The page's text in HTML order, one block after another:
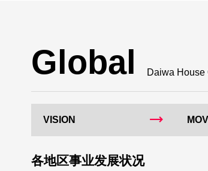
Global Daiwa House
VISION
各地区事业发展状况